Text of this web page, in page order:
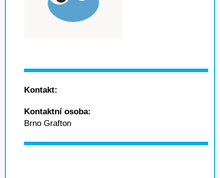
Kontakt:
Kontaktní osoba:
Brno Grafton